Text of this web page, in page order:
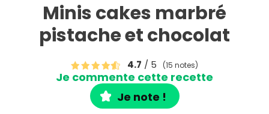
Minis cakes marbré
pistache et chocolat
4.7 / 5 (15 notes)
Je commente cette recette
Je note !